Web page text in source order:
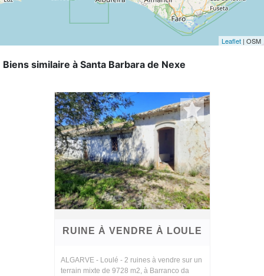
Leaflet | OSM
Biens similaire à Santa Barbara de Nexe
RUINE À VENDRE À LOULE
ALGARVE - Loulé - 2 ruines à vendre sur un
terrain mixte de 9728 m2, à Barranco da